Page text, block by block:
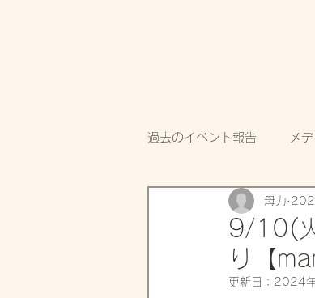
過去のイベント報告 メ
スタッフのつぶやき
9/10(
り【
母力
更新日： 2024